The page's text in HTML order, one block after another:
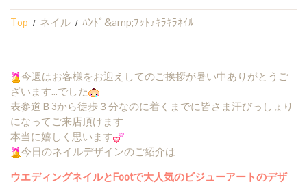
Top ネイル ﾊﾝﾄﾞ&amp;ﾌｯﾄ♪ｷﾗｷﾗﾈｲﾙ
今週はお客様をお迎えしてのご挨拶が暑い中ありがとうご
ざいます…でした
表参道Ｂ3から徒歩３分なのに着くまでに皆さま汗びっしょり
になってご来店頂けます
本当に嬉しく思います
今日のネイルデザインのご紹介は
ウエディングネイルとFootで大人気のビジューアートのデザ